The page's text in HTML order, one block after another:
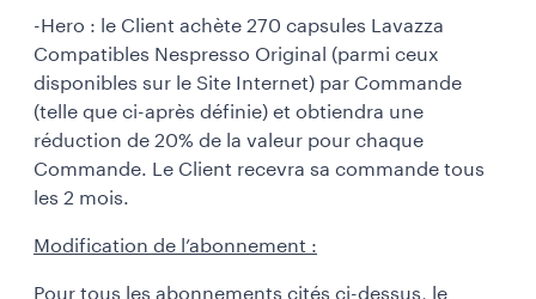
-Hero : le Client achète 270 capsules Lavazza
Compatibles Nespresso Original (parmi ceux
disponibles sur le Site Internet) par Commande
(telle que ci-après définie) et obtiendra une
réduction de 20% de la valeur pour chaque
Commande. Le Client recevra sa commande tous
les 2 mois.
Modification de l’abonnement :
Pour tous les abonnements cités ci-dessus, le